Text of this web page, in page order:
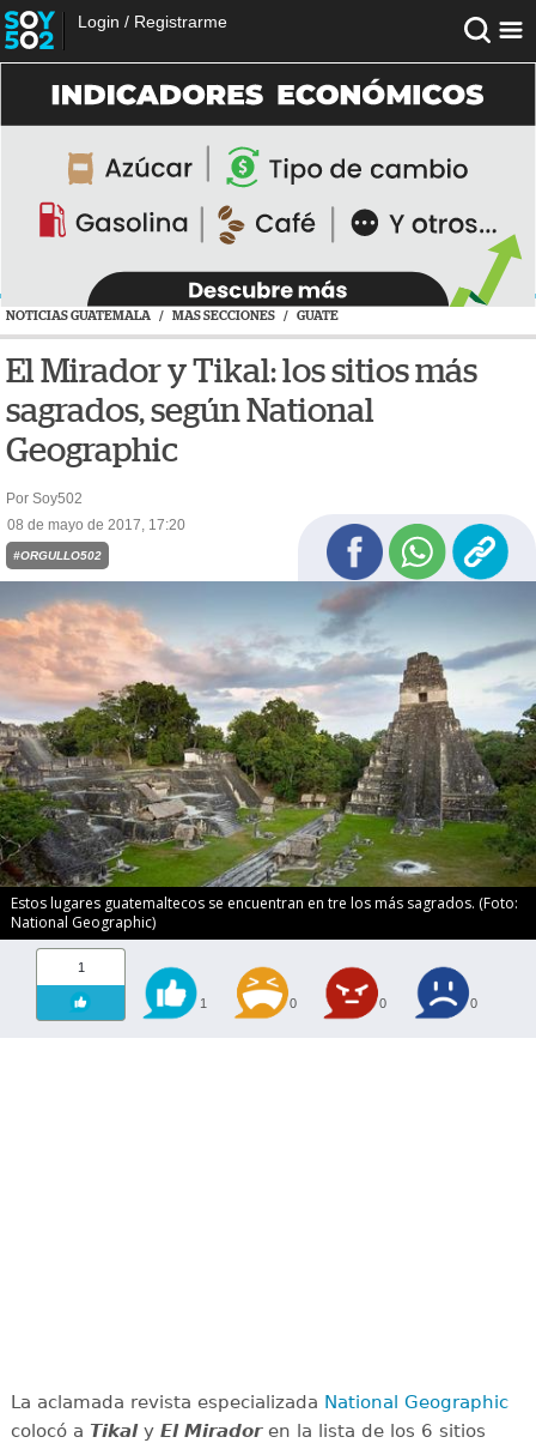
Login / Registrarme
NOTICIAS GUATEMALA / MAS SECCIONES / GUATE
El Mirador y Tikal: los sitios más
sagrados, según National
Geographic
Por Soy502
08 de mayo de 2017, 17:20
#ORGULLO502
Estos lugares guatemaltecos se encuentran en tre los más sagrados. (Foto:
National Geographic)
1
1 0 0 0
La aclamada revista especializada National Geographic
colocó a Tikaly El Miradoren la lista de los 6 sitios